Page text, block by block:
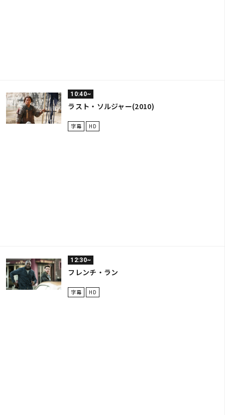
10:40~
ラスト・ソルジャー(2010)
字幕 HD
12:30~
フレンチ・ラン
字幕 HD